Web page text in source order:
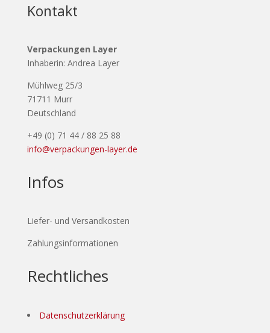
Kontakt
Verpackungen Layer
Inhaberin: Andrea Layer
Mühlweg 25/3
71711 Murr
Deutschland
+49 (0) 71 44 / 88 25 88
info@verpackungen-layer.de
Infos
Liefer- und Versandkosten
Zahlungsinformationen
Rechtliches
Datenschutzerklärung